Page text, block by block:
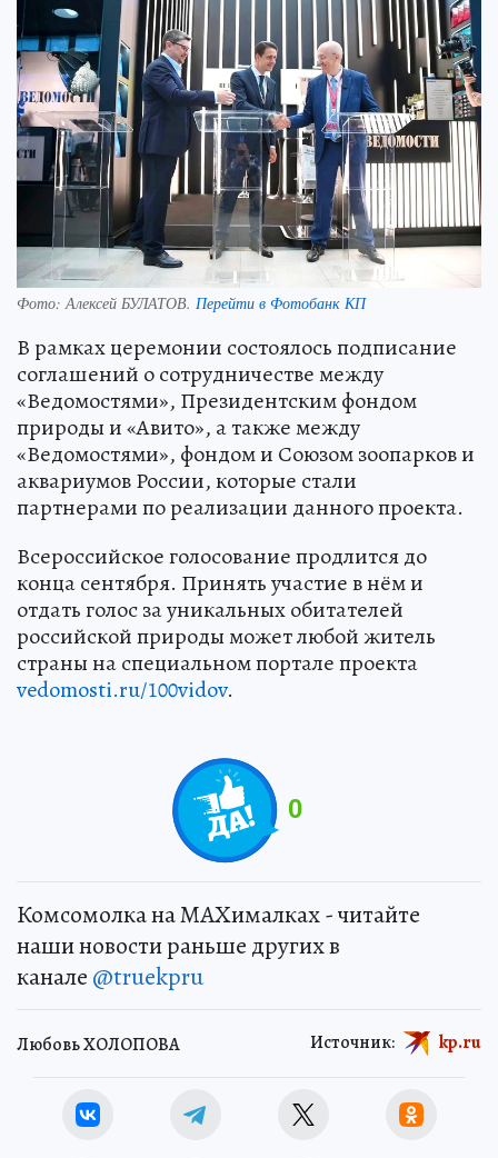
Фото: Алексей БУЛАТОВ. Перейти в Фотобанк КП
В рамках церемонии состоялось подписание
соглашений о сотрудничестве между
«Ведомостями», Президентским фондом
природы и «Авито», а также между
«Ведомостями», фондом и Союзом зоопарков и
аквариумов России, которые стали
партнерами по реализации данного проекта.
Всероссийское голосование продлится до
конца сентября. Принять участие в нём и
отдать голос за уникальных обитателей
российской природы может любой житель
страны на специальном портале проекта
vedomosti.ru/100vidov.
0
Комсомолка на MAXималках - читайте
наши новости раньше других в
канале @truekpru
Любовь ХОЛОПОВА Источник: kp.ru